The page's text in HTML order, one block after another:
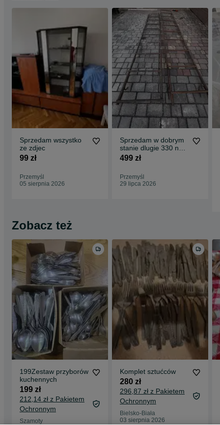
Sprzedam wszystko
ze zdjec
99 zł
Przemyśl
05 sierpnia 2026
Sprzedam w dobrym
stanie dlugie 330 na
47cm
499 zł
Przemyśl
29 lipca 2026
Zobacz też
199Zestaw przyborów
kuchennych
199 zł
212,14 zł z Pakietem
Ochronnym
Szamoty
Komplet sztućców
280 zł
296,87 zł z Pakietem
Ochronnym
Bielsko-Biała
03 sierpnia 2026